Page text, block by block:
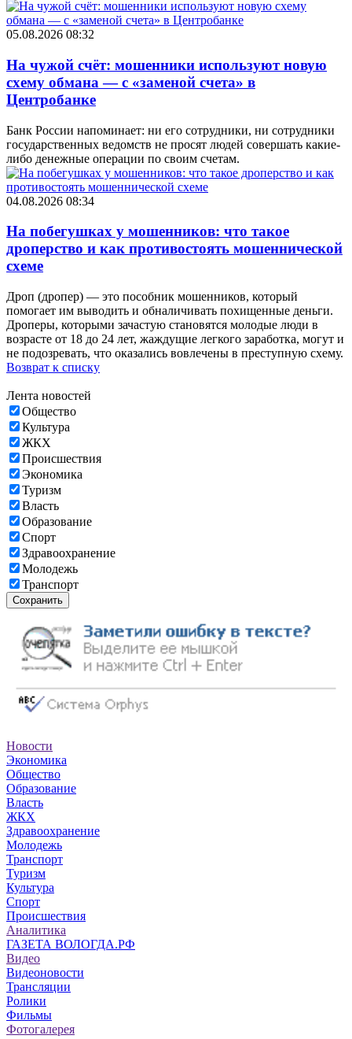
05.08.2026 08:32
На чужой счёт: мошенники используют новую
схему обмана — с «заменой счета» в
Центробанке
Банк России напоминает: ни его сотрудники, ни сотрудники
государственных ведомств не просят людей совершать какие-
либо денежные операции по своим счетам.
04.08.2026 08:34
На побегушках у мошенников: что такое
дроперство и как противостоять мошеннической
схеме
Дроп (дропер) — это пособник мошенников, который
помогает им выводить и обналичивать похищенные деньги.
Дроперы, которыми зачастую становятся молодые люди в
возрасте от 18 до 24 лет, жаждущие легкого заработка, могут и
не подозревать, что оказались вовлечены в преступную схему.
Возврат к списку
Лента новостей
Общество
Культура
ЖКХ
Происшествия
Экономика
Туризм
Власть
Образование
Спорт
Здравоохранение
Молодежь
Транспорт
Сохранить
Новости
Экономика
Общество
Образование
Власть
ЖКХ
Здравоохранение
Молодежь
Транспорт
Туризм
Культура
Спорт
Происшествия
Аналитика
ГАЗЕТА ВОЛОГДА.РФ
Видео
Видеоновости
Трансляции
Ролики
Фильмы
Фотогалерея